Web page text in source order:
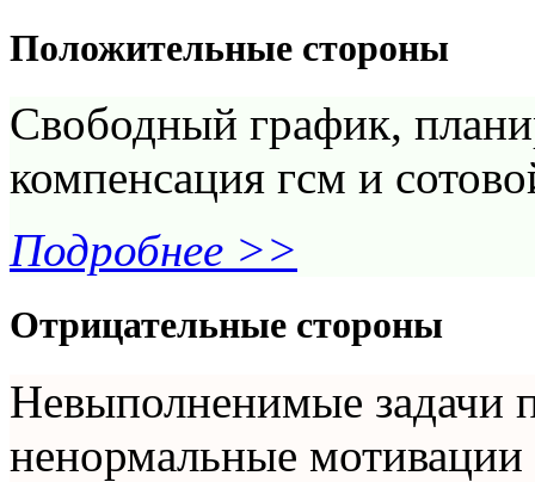
Положительные стороны
Свободный график,
компенсация гсм и
Подробнее >>
Отрицательные стороны
Невыполненимые задачи
ненормальные мотивации